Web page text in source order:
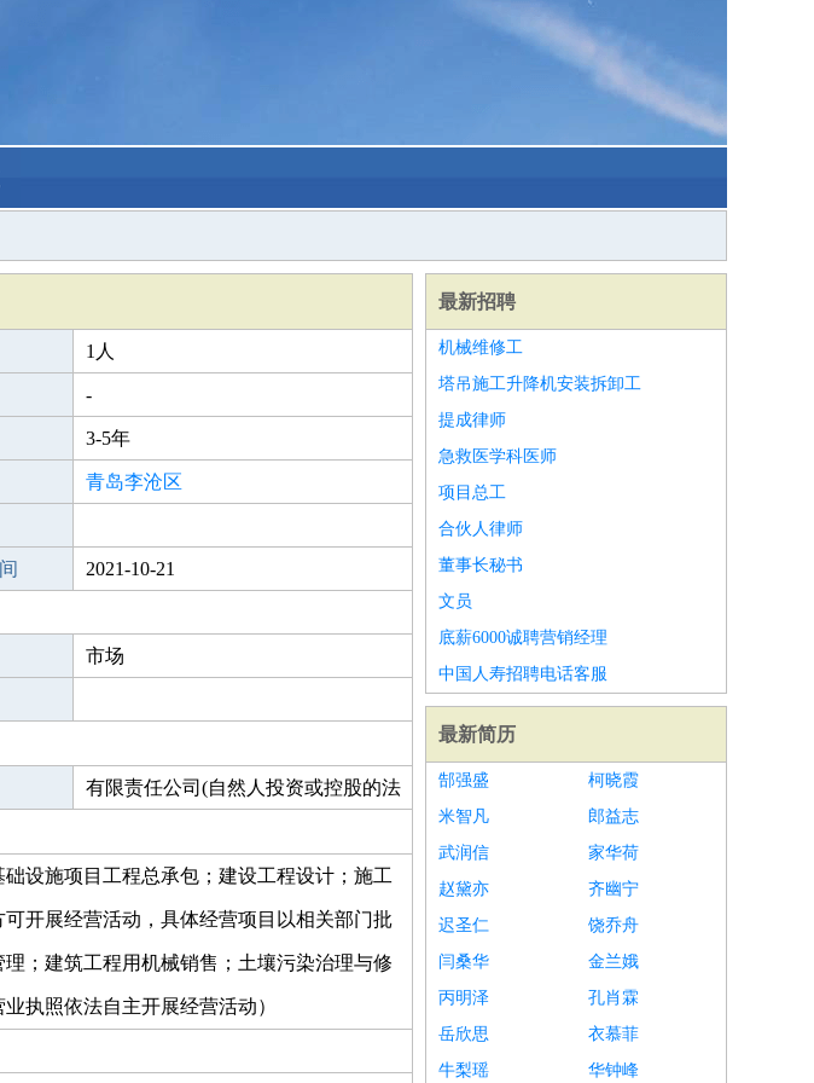
1人
-
3-5年
青岛李沧区
2021-10-21
市场
有限责任公司(自然人投资或控股的法
设施项目工程总承包；建设工程设计；施工
开展经营活动，具体经营项目以相关部门批
；建筑工程用机械销售；土壤污染治理与修
执照依法自主开展经营活动）
最新招聘
机械维修工
塔吊施工升降机安装拆卸工
提成律师
急救医学科医师
项目总工
合伙人律师
董事长秘书
文员
底薪6000诚聘营销经理
中国人寿招聘电话客服
最新简历
郜强盛
柯晓霞
米智凡
郎益志
武润信
家华荷
赵黛亦
齐幽宁
迟圣仁
饶乔舟
闫桑华
金兰娥
丙明泽
孔肖霖
岳欣思
衣慕菲
牛梨瑶
华钟峰